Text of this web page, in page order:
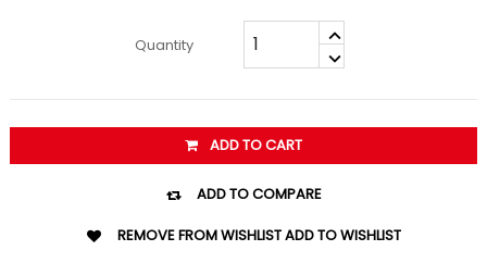
Quantity
ADD TO CART
 ADD TO COMPARE
 REMOVE FROM WISHLISTADD TO WISHLIST